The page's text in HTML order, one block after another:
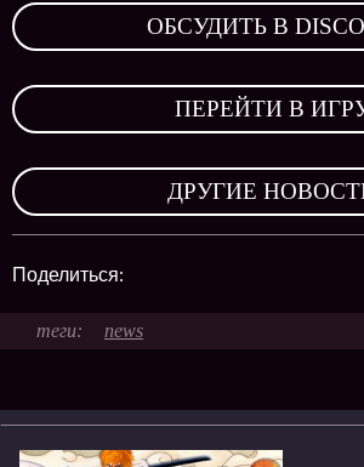
ОБСУДИТЬ В
ПЕРЕЙТИ В
ДРУГИЕ
Поделиться:
news